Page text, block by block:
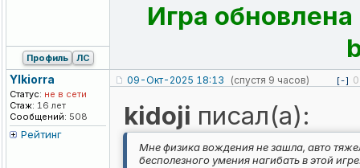
Игра
Профиль ЛС
Ylkiorra
Статус: не в сети
Стаж: 16 лет
Сообщений: 508
Рейтинг
09-Окт-2025 18:13 (спустя 9 часов) [-] 0
kidoji писал(а):
Мне физика вождения не зашла, авто
бесполезного умения нагибать в этой